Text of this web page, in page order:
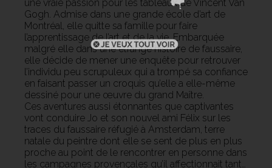
une vraie passion pour les tableaux de Vincent Van
Gogh. Admise dans une grande école d’art de
Montréal, elle quitte sa famille pour faire
l’apprentissage de l’art et de la vie. Embarquée
malgré elle dans une étrange histoire de faussaire,
elle décide de mener une enquête pour retrouver
l’individu peu scrupuleux qui a trompé sa confiance
en faisant passer un croquis qu’elle a elle-même
dessiné pour une œuvre du grand Maître.
Ces aventures aussi étonnantes que captivantes
vont conduire Jo et son nouvel ami Félix sur les
traces du faussaire réfugié à Amsterdam, terre
natale du peintre dont elle se sent de plus en plus
proche au point de le rencontrer en personne dans
les campagnes provençales qu’il affectionnait tant…